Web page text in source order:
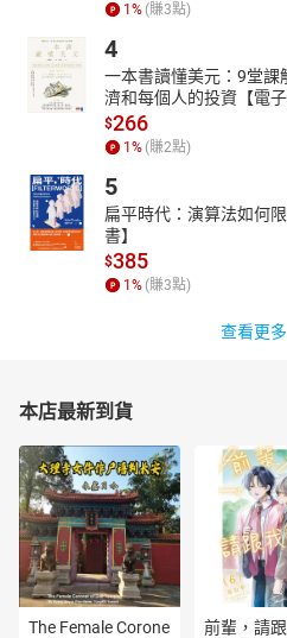
1 % (賺3點)
4
一本書讀懂美元：9堂課
濟和每個人的投資【電子
$266
1 % (賺2點)
5
扁平時代：演算法如何
書】
$385
1 % (賺3點)
查看更多
本店最新到貨
The Female Corone
前輩，請